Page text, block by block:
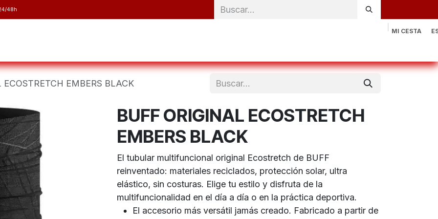
48h
MI CESTA
ECOSTRETCH EMBERS BLACK
BUFF ORIGINAL ECOSTRETCH
EMBERS BLACK
El tubular multifuncional original Ecostretch de BUFF
reinventado: materiales reciclados, protección solar, ultra
elástico, sin costuras. Elige tu estilo y disfruta de la
multifuncionalidad en el día a día o en la práctica deportiva.
El accesorio más versátil jamás creado. Fabricado a partir de